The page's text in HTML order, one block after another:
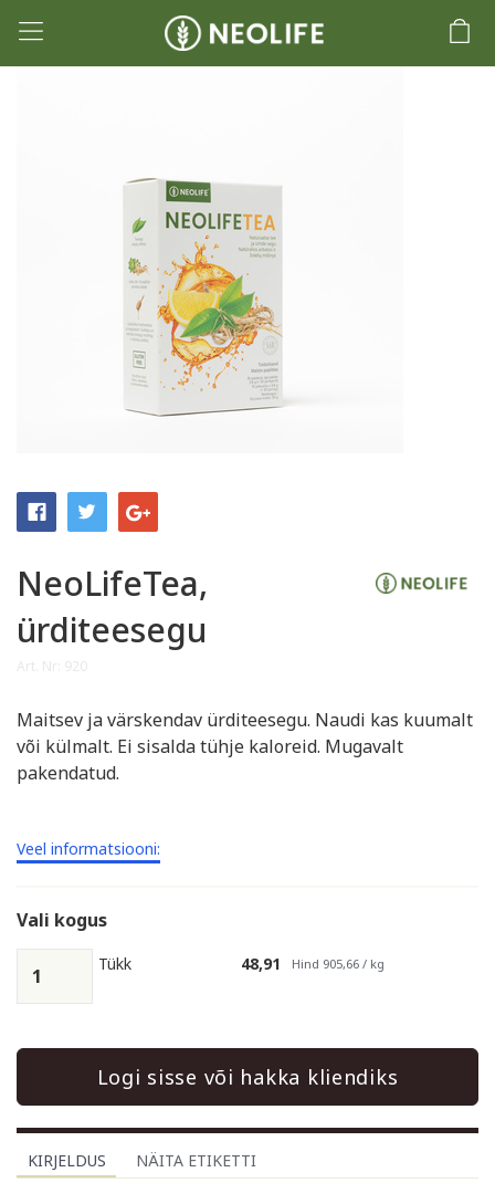
NeoLifeTea,
ürditeesegu
Maitsev ja värskendav ürditeesegu. Naudi kas kuumalt
või külmalt. Ei sisalda tühje kaloreid. Mugavalt
pakendatud.
Veel informatsiooni:
Vali kogus
Tükk 48,91 Hind 905,66 / kg
Logi sisse või hakka kliendiks
KIRJELDUS NÄITA ETIKETTI